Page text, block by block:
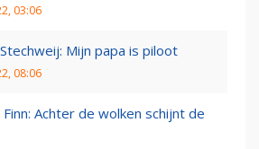
03:06
Mijn papa is piloot
08:06
Finn: Achter de wolken schijnt de